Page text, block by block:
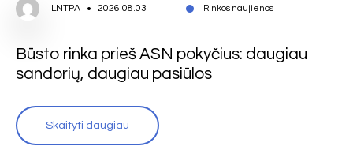
LNTPA 2026.08.03 Rinkos naujienos
Būsto rinka prieš ASN pokyčius: daugiau
sandorių, daugiau pasiūlos
Skaityti daugiau